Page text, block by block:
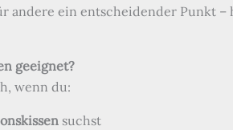
andere ein entscheidender Punkt –
geeignet?
wenn du:
suchst